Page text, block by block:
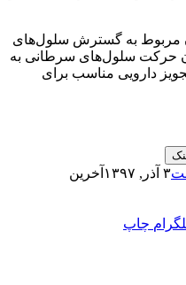
مربوط به گسترش سلول‌های
حرکت سلول‌های سرطانی به
دارویی مناسب برای
۳ آذر, ۱۳۹۷
آخرین
چاپ